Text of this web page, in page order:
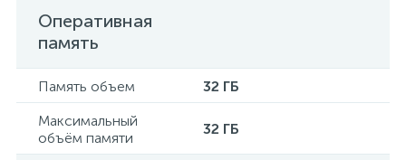
Оперативная
память
Память объем
32 ГБ
Максимальный
объём памяти
32 ГБ